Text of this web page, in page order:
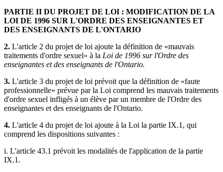
PARTIE II DU PROJET DE LOI : MODIFICATION DE LA
LOI DE 1996 SUR L'ORDRE DES ENSEIGNANTES ET
DES ENSEIGNANTS DE L'ONTARIO
2. L'article 2 du projet de loi ajoute la définition de «mauvais
traitements d'ordre sexuel» à la Loi de 1996 sur l'Ordre des
enseignantes et des enseignants de l'Ontario.
3. L'article 3 du projet de loi prévoit que la définition de «faute
professionnelle» prévue par la Loi comprend les mauvais traitements
d'ordre sexuel infligés à un élève par un membre de l'Ordre des
enseignantes et des enseignants de l'Ontario.
4. L'article 4 du projet de loi ajoute à la Loi la partie IX.1, qui
comprend les dispositions suivantes :
i. L'article 43.1 prévoit les modalités de l'application de la partie
IX.1.